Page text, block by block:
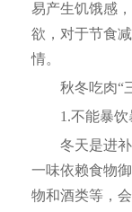
易产生饥饿感
欲，对于节食
情。
秋冬吃肉“
1.不能暴饮
冬天是进补
一味依赖食物
物和酒类等，